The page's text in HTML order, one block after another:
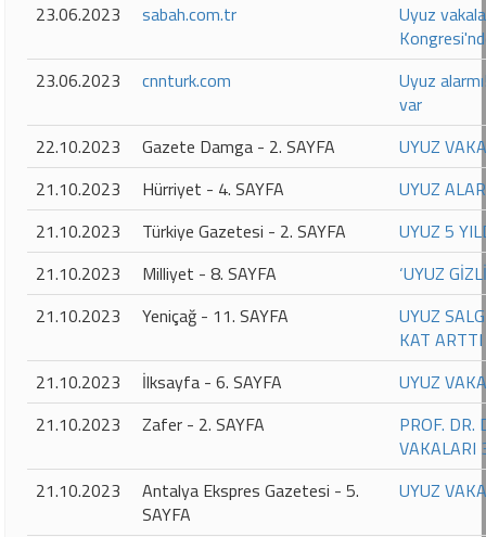
23.06.2023
sabah.com.tr
Uyuz
23.06.2023
cnnturk.com
Uyuz
var
22.10.2023
Gazete Damga - 2. SAYFA
UYUZ
21.10.2023
Hürriyet - 4. SAYFA
UYUZ
21.10.2023
Türkiye Gazetesi - 2. SAYFA
UYUZ 5
21.10.2023
Milliyet - 8. SAYFA
‘UYUZ
21.10.2023
Yeniçağ - 11. SAYFA
UYUZ
KAT ARTTI
21.10.2023
İlksayfa - 6. SAYFA
UYUZ
21.10.2023
Zafer - 2. SAYFA
PROF. DR.
21.10.2023
Antalya Ekspres Gazetesi - 5.
SAYFA
UYUZ